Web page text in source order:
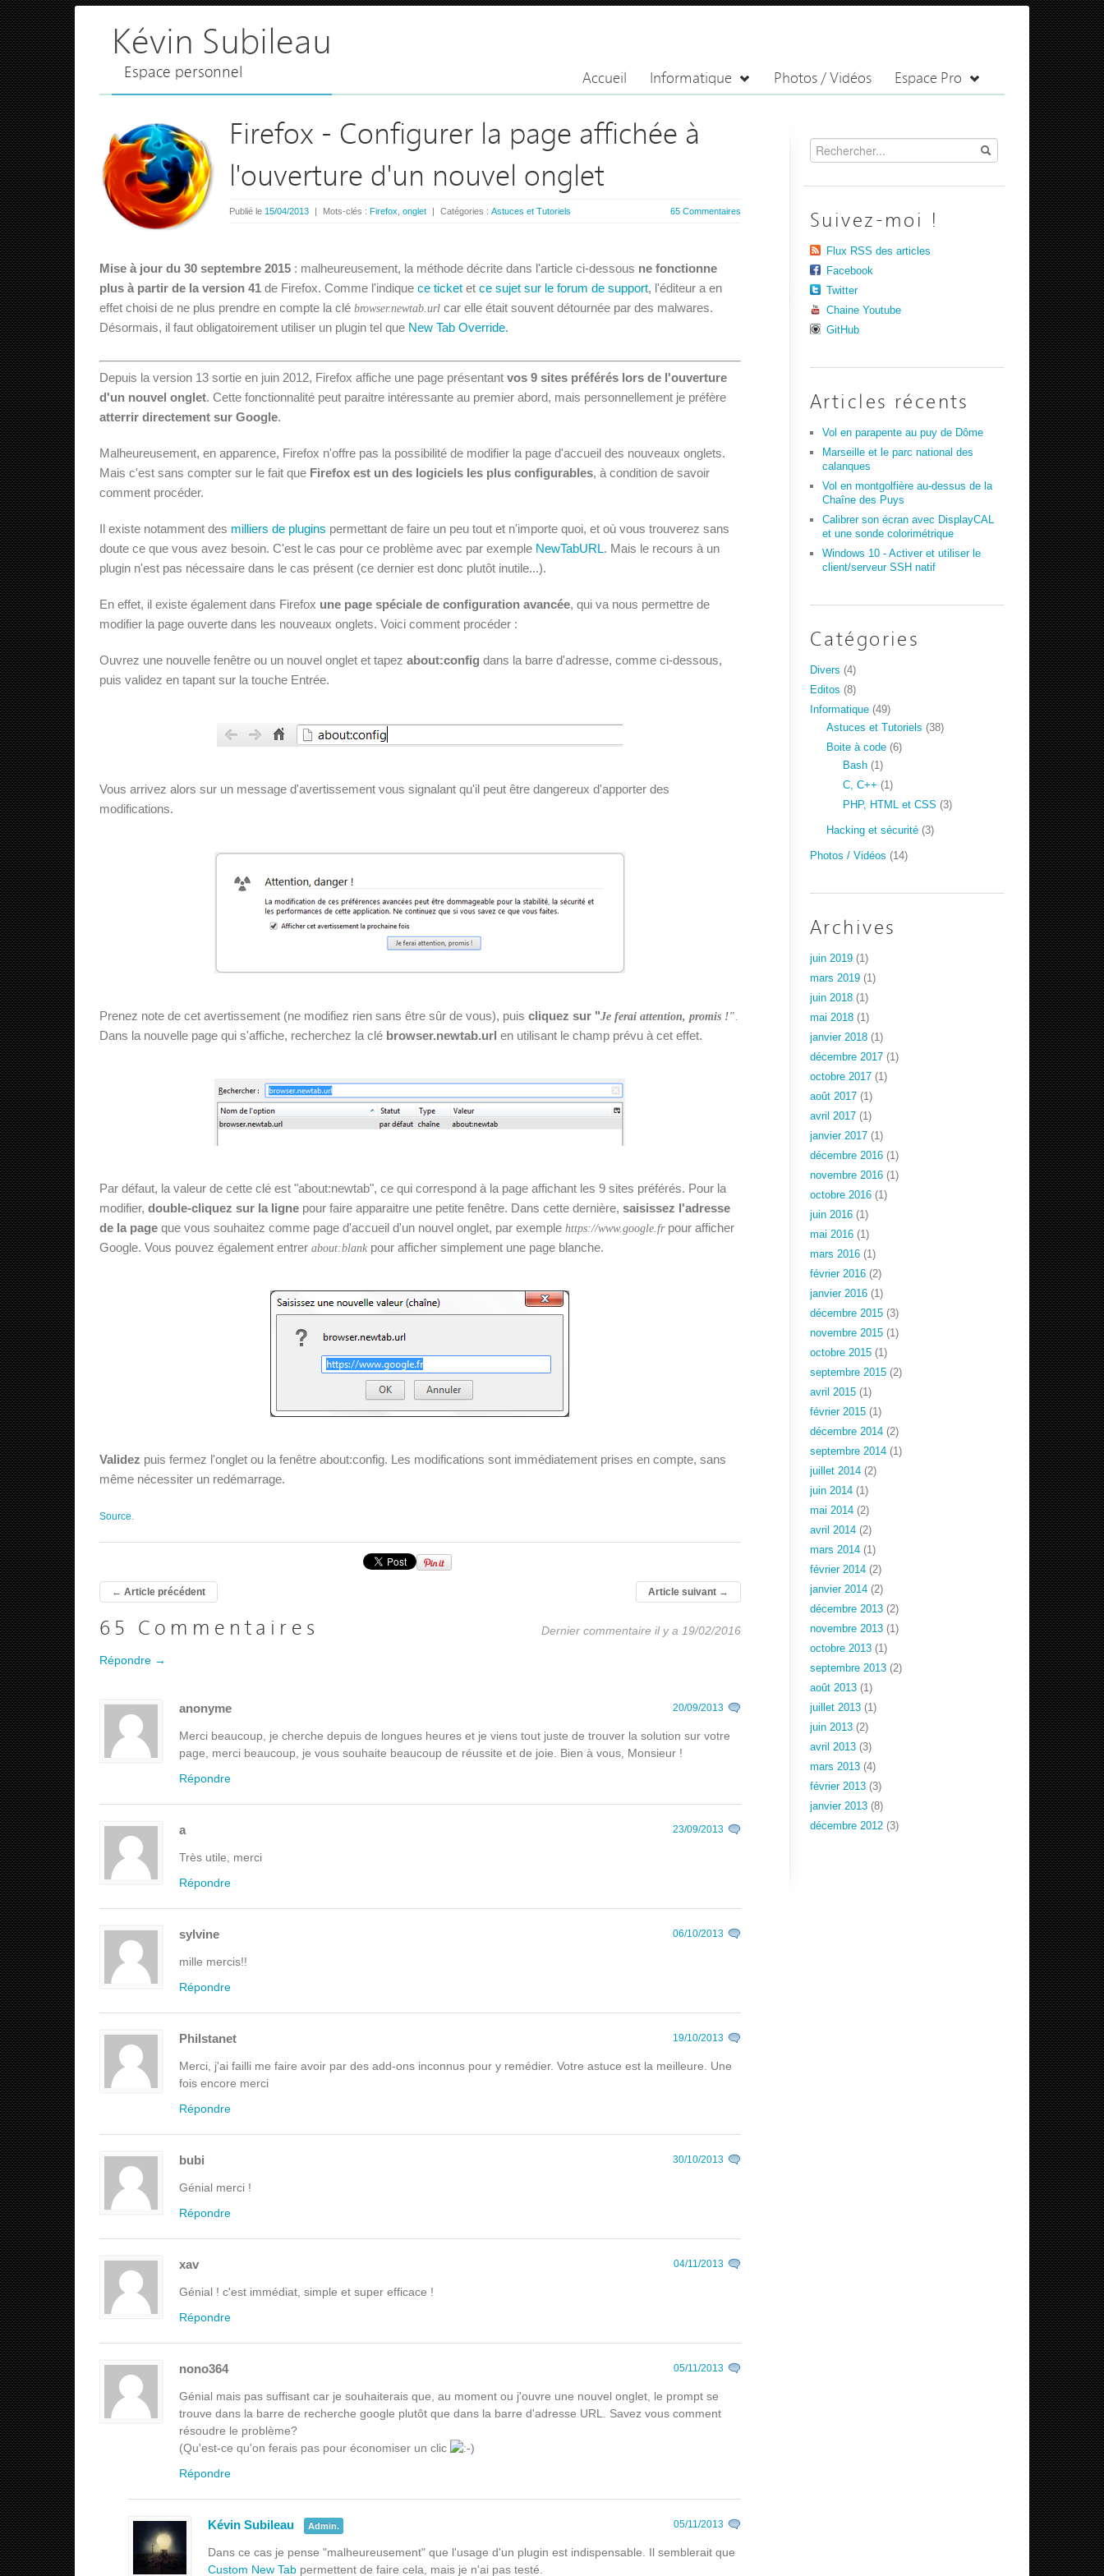
Kévin Subileau
Espace personnel Accueil Informatique Photos / Vidéos Espace Pro
Firefox - Configurer la page affichée à
l'ouverture d'un nouvel onglet
65 Commentaires
Publié le 15/04/2013 | Mots-clés : Firefox onglet | Catégories : Astuces et Tutoriels
Mise à jour du 30 septembre 2015 : malheureusement, la méthode décrite dans l'article ci-dessous ne fonctionne
plus à partir de la version 41 de Firefox. Comme l'indique ce ticket et ce sujet sur le forum de support, l'éditeur a en
effet choisi de ne plus prendre en compte la clé browser.newtab.url car elle était souvent détournée par des malwares.
Désormais, il faut obligatoirement utiliser un plugin tel que New Tab Override.
Depuis la version 13 sortie en juin 2012, Firefox affiche une page présentant vos 9 sites préférés lors de l'ouverture
d'un nouvel onglet. Cette fonctionnalité peut paraitre intéressante au premier abord, mais personnellement je préfère
atterrir directement sur Google.
Malheureusement, en apparence, Firefox n'offre pas la possibilité de modifier la page d'accueil des nouveaux onglets.
Mais c'est sans compter sur le fait que Firefox est un des logiciels les plus configurables, à condition de savoir
comment procéder.
Il existe notamment des milliers de plugins permettant de faire un peu tout et n'importe quoi, et où vous trouverez sans
doute ce que vous avez besoin. C'est le cas pour ce problème avec par exemple NewTabURL. Mais le recours à un
plugin n'est pas nécessaire dans le cas présent (ce dernier est donc plutôt inutile...).
En effet, il existe également dans Firefox une page spéciale de configuration avancée, qui va nous permettre de
modifier la page ouverte dans les nouveaux onglets. Voici comment procéder :
Ouvrez une nouvelle fenêtre ou un nouvel onglet et tapez about:config dans la barre d'adresse, comme ci-dessous,
puis validez en tapant sur la touche Entrée.
Vous arrivez alors sur un message d'avertissement vous signalant qu'il peut être dangereux d'apporter des
modifications.
Prenez note de cet avertissement (ne modifiez rien sans être sûr de vous), puis cliquez sur "Je ferai attention, promis !".
Dans la nouvelle page qui s'affiche, recherchez la clé browser.newtab.url en utilisant le champ prévu à cet effet.
Par défaut, la valeur de cette clé est "about:newtab", ce qui correspond à la page affichant les 9 sites préférés. Pour la
modifier, double-cliquez sur la ligne pour faire apparaitre une petite fenêtre. Dans cette dernière, saisissez l'adresse
de la page que vous souhaitez comme page d'accueil d'un nouvel onglet, par exemple https://www.google.frpour afficher
Google. Vous pouvez également entrer about:blank pour afficher simplement une page blanche.
Validez puis fermez l'onglet ou la fenêtre about:config. Les modifications sont immédiatement prises en compte, sans
même nécessiter un redémarrage.
Source.
← Article précédent Article suivant→
65 Commentaires Dernier commentaire il y a 19/02/2016
Répondre →
anonyme 20/09/2013
Merci beaucoup, je cherche depuis de longues heures et je viens tout juste de trouver la solution sur votre
page, merci beaucoup, je vous souhaite beaucoup de réussite et de joie. Bien à vous, Monsieur !
Répondre
a 23/09/2013
Très utile, merci
Répondre
sylvine 06/10/2013
mille mercis!!
Répondre
Philstanet 19/10/2013
Merci, j'ai failli me faire avoir par des add-ons inconnus pour y remédier. Votre astuce est la meilleure. Une
fois encore merci
Répondre
bubi 30/10/2013
Génial merci !
Répondre
xav 04/11/2013
Génial ! c'est immédiat, simple et super efficace !
Répondre
nono364 05/11/2013
Génial mais pas suffisant car je souhaiterais que, au moment ou j'ouvre une nouvel onglet, le prompt se
trouve dans la barre de recherche google plutôt que dans la barre d'adresse URL. Savez vous comment
résoudre le problème?
(Qu'est-ce qu'on ferais pas pour économiser un clic
Répondre
Kévin Subileau Admin. 05/11/2013
Dans ce cas je pense "malheureusement" que l'usage d'un plugin est indispensable. Il semblerait que
Custom New Tab permettent de faire cela, mais je n'ai pas testé.
Suivez-moi !
Flux RSS des articles
Facebook
Twitter
Chaine Youtube
GitHub
Articles récents
Vol en parapente au puy de Dôme
Marseille et le parc national des
calanques
Vol en montgolfière au-dessus de la
Chaîne des Puys
Calibrer son écran avec DisplayCAL
et une sonde colorimétrique
Windows 10 - Activer et utiliser le
client/serveur SSH natif
Catégories
Divers (4)
Editos (8)
Informatique (49)
Astuces et Tutoriels (38)
Boite à code (6)
Bash (1)
C, C++ (1)
PHP, HTML et CSS (3)
Hacking et sécurité (3)
Photos / Vidéos (14)
Archives
juin 2019 (1)
mars 2019 (1)
juin 2018 (1)
mai 2018 (1)
janvier 2018 (1)
décembre 2017 (1)
octobre 2017 (1)
août 2017 (1)
avril 2017 (1)
janvier 2017 (1)
décembre 2016 (1)
novembre 2016 (1)
octobre 2016 (1)
juin 2016 (1)
mai 2016 (1)
mars 2016 (1)
février 2016 (2)
janvier 2016 (1)
décembre 2015 (3)
novembre 2015 (1)
octobre 2015 (1)
septembre 2015 (2)
avril 2015 (1)
février 2015 (1)
décembre 2014 (2)
septembre 2014 (1)
juillet 2014 (2)
juin 2014 (1)
mai 2014 (2)
avril 2014 (2)
mars 2014 (1)
février 2014 (2)
janvier 2014 (2)
décembre 2013 (2)
novembre 2013 (1)
octobre 2013 (1)
septembre 2013 (2)
août 2013 (1)
juillet 2013 (1)
juin 2013 (2)
avril 2013 (3)
mars 2013 (4)
février 2013 (3)
janvier 2013 (8)
décembre 2012 (3)